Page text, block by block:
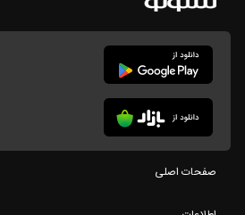
صفحات اصلی